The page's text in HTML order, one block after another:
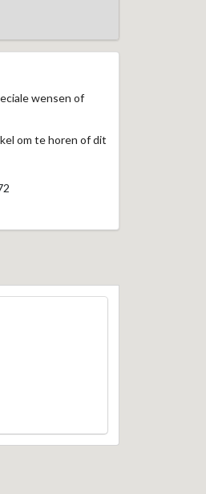
wensen of
om te horen of dit